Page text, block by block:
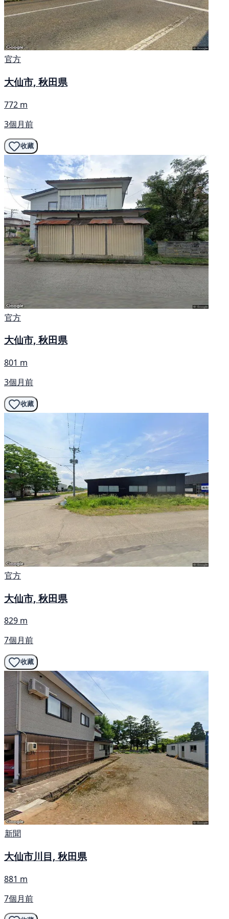
官方
大仙市, 秋田県
772 m
3個月前
收藏
官方
大仙市, 秋田県
801 m
3個月前
收藏
官方
大仙市, 秋田県
829 m
7個月前
收藏
新聞
大仙市川目, 秋田県
881 m
7個月前